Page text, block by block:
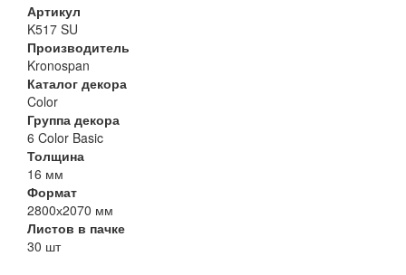
Артикул
K517 SU
Производитель
Kronospan
Каталог декора
Color
Группа декора
6 Color Basic
Толщина
16 мм
Формат
2800х2070 мм
Листов в пачке
30 шт